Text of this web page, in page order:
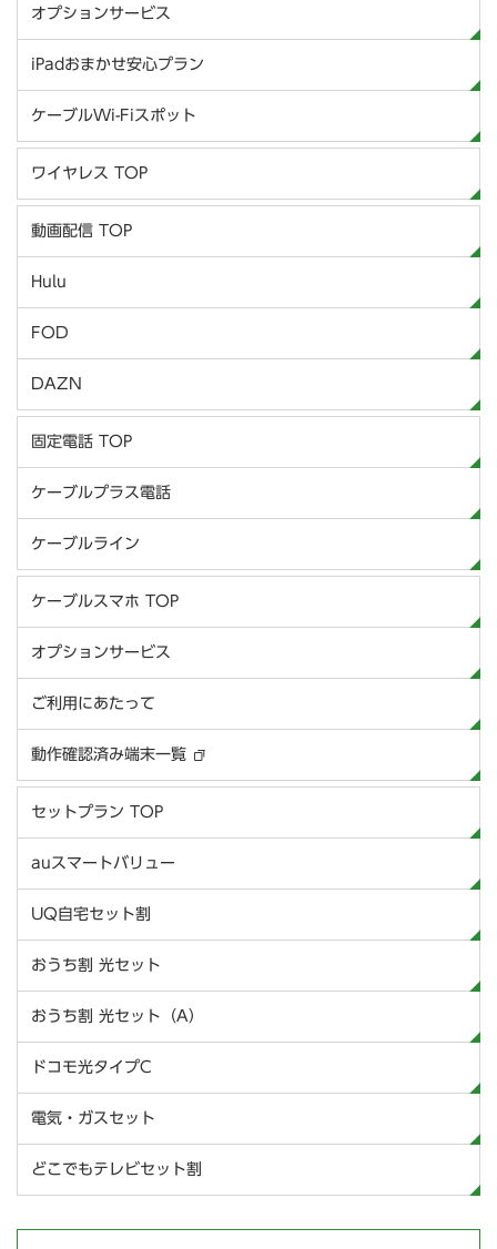
オプションサービス
iPadおまかせ安心プラン
ケーブルWi-Fiスポット
ワイヤレス TOP
動画配信 TOP
Hulu
FOD
DAZN
固定電話 TOP
ケーブルプラス電話
ケーブルライン
ケーブルスマホ TOP
オプションサービス
ご利用にあたって
動作確認済み端末一覧
セットプラン TOP
auスマートバリュー
UQ自宅セット割
おうち割 光セット
おうち割 光セット（A）
ドコモ光タイプC
電気・ガスセット
どこでもテレビセット割